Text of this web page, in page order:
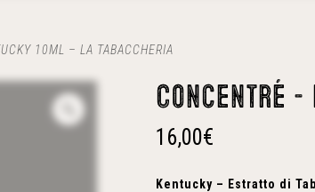
10ML – LA TABACCHERIA
Concentré –
16,00€
Kentucky – Estratto di